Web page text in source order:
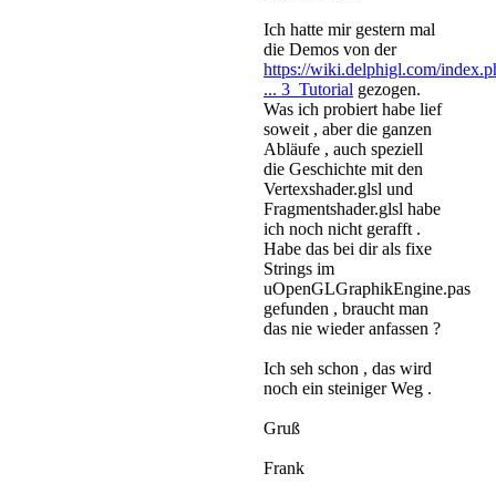
Ich hatte mir gestern mal
die Demos von der
https://wiki.delphigl.com/
... 3_Tutorial gezogen.
Was ich probiert habe lief
soweit , aber die ganzen
Abläufe , auch speziell
die Geschichte mit den
Vertexshader.glsl und
Fragmentshader.glsl habe
ich noch nicht gerafft .
Habe das bei dir als fixe
Strings im
uOpenGLGraphikEngine.pas
gefunden , braucht man
das nie wieder anfassen ?
Ich seh schon , das wird
noch ein steiniger Weg .
Gruß
Frank